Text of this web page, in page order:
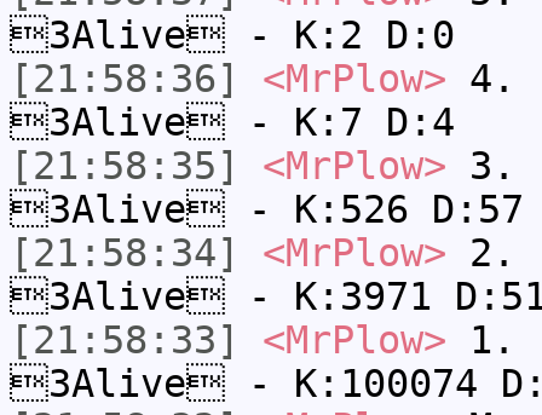
3Alive - K:2 D:0
[21:58:36]
<MrPlow> 4.
3Alive - K:7 D:4
[21:58:35]
<MrPlow> 3.
3Alive - K:526 D:57
[21:58:34]
<MrPlow> 2.
3Alive - K:3971
[21:58:33]
<MrPlow> 1.
3Alive - K:100074